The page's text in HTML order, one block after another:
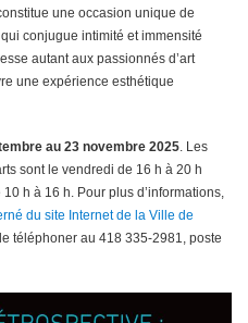
une occasion unique de
conjugue intimité et immensité
autant aux passionnés d’art
une expérience esthétique
au 23 novembre 2025. Les
sont le vendredi de 16 h à 20 h
h à 16 h. Pour plus d’informations,
du site Internet de la Ville de
téléphoner au 418 335-2981, poste